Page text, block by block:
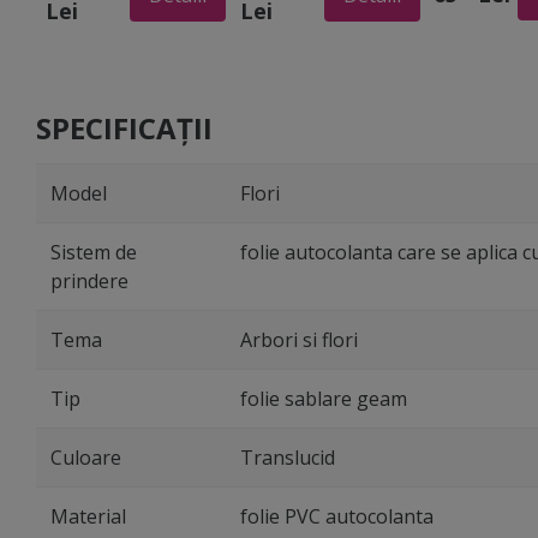
100 cm lăţime
Lei
mov, 100 cm
Lei
imprimeu
SPECIFICAȚII
Model Flori
Sistem de
prindere
folie autocolanta care se aplica
Tema Arbori si flori
Tip folie sablare geam
Culoare Translucid
Material folie PVC autocolanta